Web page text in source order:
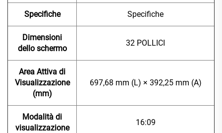
Specifiche Specifiche
Dimensioni
dello schermo
32 POLLICI
Area Attiva di
Visualizzazione
(mm)
697,68 mm (L) × 392,25 mm (A)
Modalità di
visualizzazione
16:09